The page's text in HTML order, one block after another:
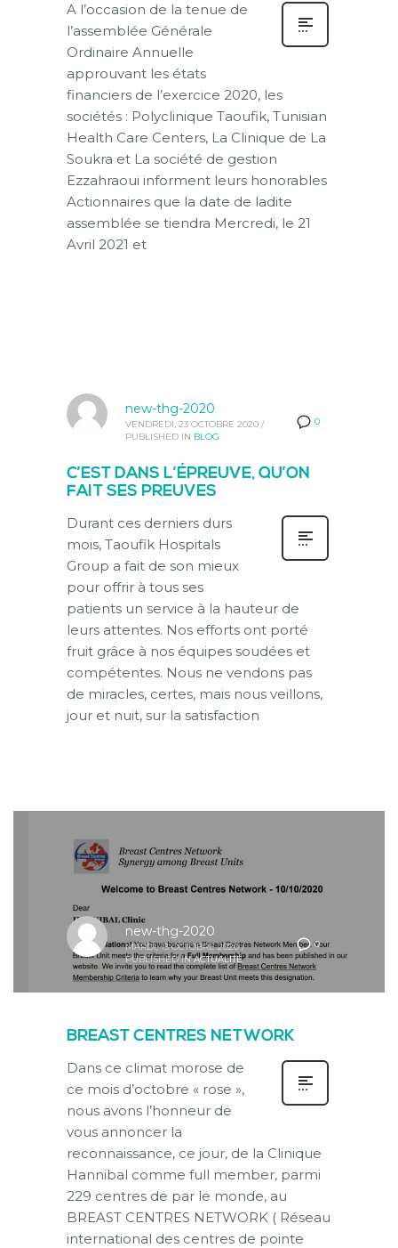
A l’occasion de la tenue de
l’assemblée Générale
Ordinaire Annuelle
approuvant les états
financiers de l’exercice 2020, les
sociétés : Polyclinique Taoufik, Tunisian
Health Care Centers, La Clinique de La
Soukra et La société de gestion
Ezzahraoui informent leurs honorables
Actionnaires que la date de ladite
assemblée se tiendra Mercredi, le 21
Avril 2021 et
0
new-thg-2020
VENDREDI, 23 OCTOBRE 2020 /
PUBLISHED IN BLOG
C’EST DANS L’ÉPREUVE, QU’ON
FAIT SES PREUVES
Durant ces derniers durs
mois, Taoufik Hospitals
Group a fait de son mieux
pour offrir à tous ses
patients un service à la hauteur de
leurs attentes. Nos efforts ont porté
fruit grâce à nos équipes soudées et
compétentes. Nous ne vendons pas
de miracles, certes, mais nous veillons,
jour et nuit, sur la satisfaction
0
new-thg-2020
MARDI, 13 OCTOBRE 2020 /
PUBLISHED IN ACTUALITÉ
BREAST CENTRES NETWORK
Dans ce climat morose de
ce mois d’octobre « rose »,
nous avons l’honneur de
vous annoncer la
reconnaissance, ce jour, de la Clinique
Hannibal comme full member, parmi
229 centres de par le monde, au
BREAST CENTRES NETWORK ( Réseau
international des centres de pointe